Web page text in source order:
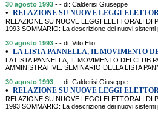
30 agosto 1993 - - di: Calderisi Giuseppe
• RELAZIONE SU NUOVE LEGGI
RELAZIONE SU NUOVE LEGGI ELETTORALI DI
1993 SOMMARIO: La descrizione dei nuovi
30 agosto 1993 - - di: Vito Elio
• LA LISTA PANNELLA, IL MOVIMENTO
LA LISTA PANNELLA, IL MOVIMENTO DEI CLUB
AMMINISTRATIVE. SEMINARIO DELLA LISTA
30 agosto 1993 - - di: Calderisi Giuseppe
• RELAZIONE SU NUOVE LEGGI
RELAZIONE SU NUOVE LEGGI ELETTORALI DI
1993 SOMMARIO: La descrizione dei nuovi